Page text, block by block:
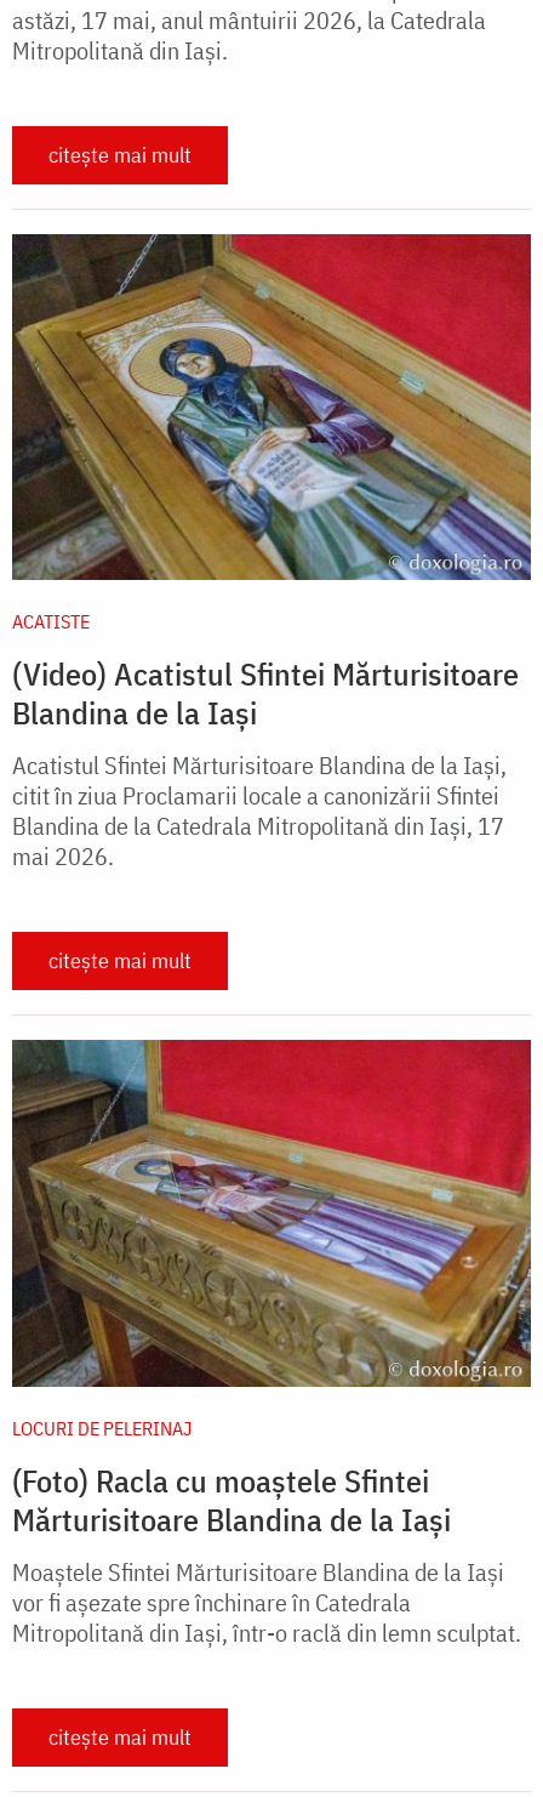
astăzi, 17 mai, anul mântuirii 2026, la Catedrala
Mitropolitană din Iași.
citește mai mult
ACATISTE
(Video) Acatistul Sfintei Mărturisitoare
Blandina de la Iași
Acatistul Sfintei Mărturisitoare Blandina de la Iași,
citit în ziua Proclamarii locale a canonizării Sfintei
Blandina de la Catedrala Mitropolitană din Iași, 17
mai 2026.
citește mai mult
LOCURI DE PELERINAJ
(Foto) Racla cu moaștele Sfintei
Mărturisitoare Blandina de la Iași
Moaștele Sfintei Mărturisitoare Blandina de la Iași
vor fi așezate spre închinare în Catedrala
Mitropolitană din Iași, într-o raclă din lemn sculptat.
citește mai mult